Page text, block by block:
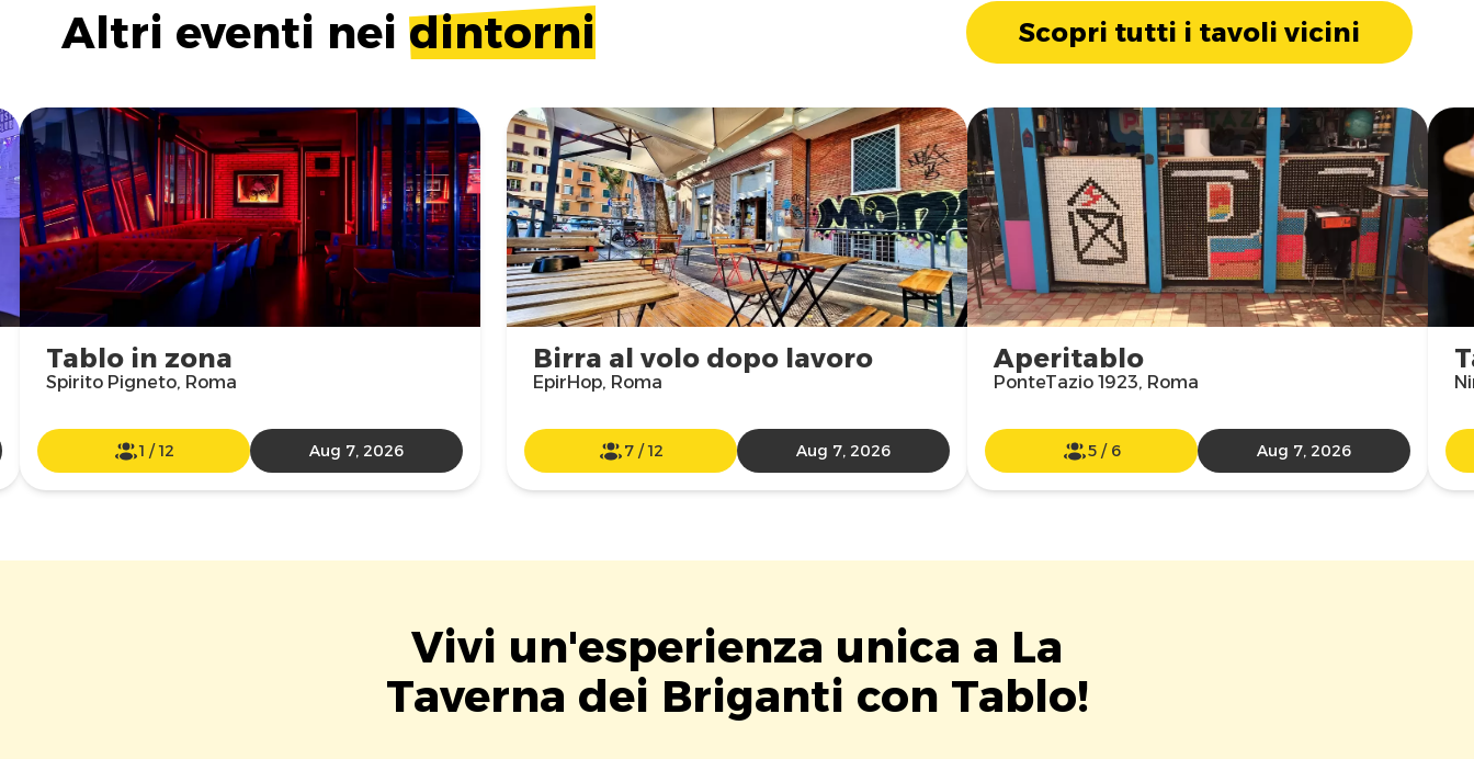
Altri eventi nei dintorni Scopri tutti i tavoli vicini
Birra al volo dopo lavoro
EpirHop, Roma
7 /12 Aug 7, 2026
Aperitablo
PonteTazio 1923, Roma
5 / 6 Aug 7, 2026
Tablo in zona
Spirito Pigneto, Roma
1 /12 Aug 7, 2026
Vivi un'esperienza unica a La
Taverna dei Briganti con Tablo!